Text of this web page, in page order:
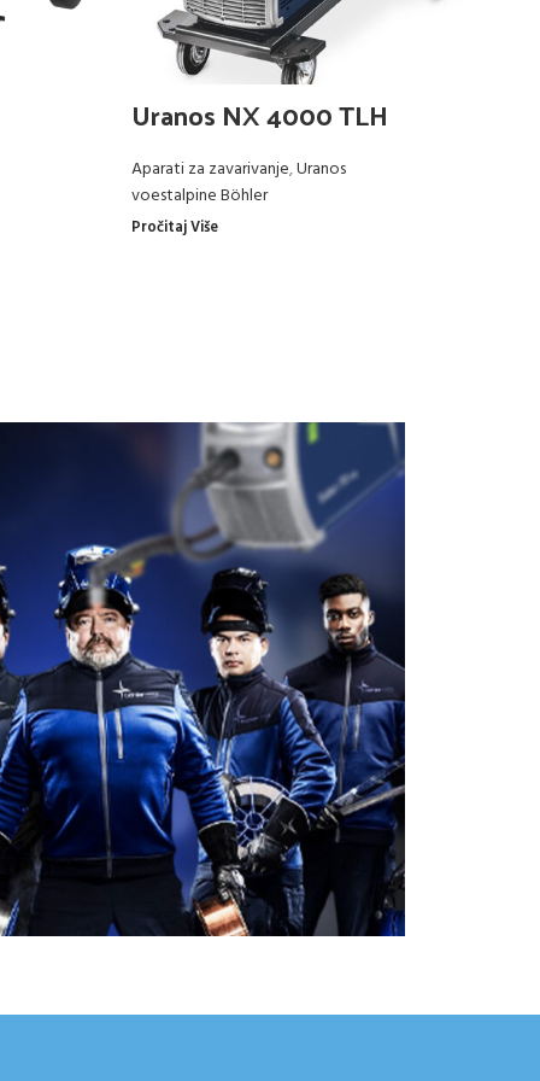
Uranos NX 4000 TLH
Aparati za zavarivanje,Uranos
voestalpine Böhler
Pročitaj Više